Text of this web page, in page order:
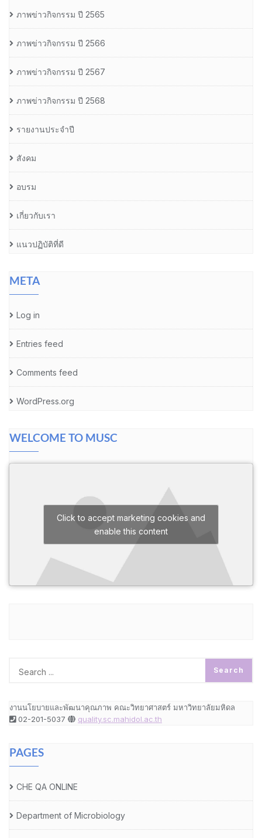
ภาพข่าวกิจกรรม ปี 2565
ภาพข่าวกิจกรรม ปี 2566
ภาพข่าวกิจกรรม ปี 2567
ภาพข่าวกิจกรรม ปี 2568
รายงานประจำปี
สังคม
อบรม
เกี่ยวกับเรา
แนวปฏิบัติที่ดี
META
Log in
Entries feed
Comments feed
WordPress.org
WELCOME TO MUSC
Click to accept marketing cookies and
enable this content
งานนโยบายและพัฒนาคุณภาพ คณะวิทยาศาสตร์ มหาวิทยาลัยมหิดล
02-201-5037
quality.sc.mahidol.ac.th
PAGES
CHE QA ONLINE
Department of Microbiology